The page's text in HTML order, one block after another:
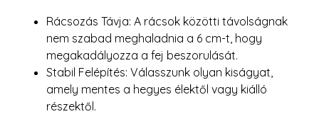
Rácsozás Távja: A rácsok közötti távolságnak
nem szabad meghaladnia a 6 cm-t, hogy
megakadályozza a fej beszorulását.
Stabil Felépítés: Válasszunk olyan kiságyat,
amely mentes a hegyes élektől vagy kiálló
részektől.